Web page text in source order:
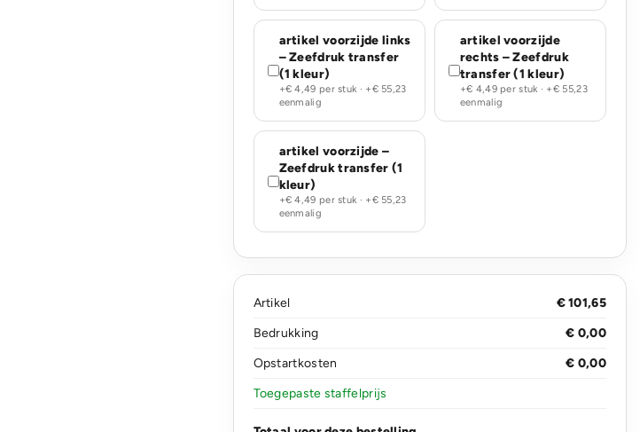
artikel voorzijde links
– Zeefdruk transfer
(1 kleur)
+€ 4,49 per stuk · +€ 55,23
eenmalig
artikel voorzijde
rechts – Zeefdruk
transfer (1 kleur)
+€ 4,49 per stuk · +€ 55,23
eenmalig
artikel voorzijde –
Zeefdruk transfer (1
kleur)
+€ 4,49 per stuk · +€ 55,23
eenmalig
Artikel
€ 101,65
Bedrukking
€ 0,00
Opstartkosten
€ 0,00
Toegepaste staffelprijs